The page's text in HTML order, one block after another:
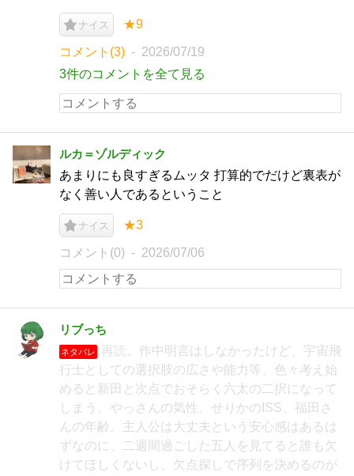
ナイス ★9
コメント(3)
2026/07/19
3件のコメントを全て見る
ルカ＝ゾルディック
あまりにも良すぎるムッタ 打算的でだけど裏表が
なく善い人であるということ
ナイス ★3
コメント(0) 2026/07/06
リブっち
ネタバレ
再読。作中明言はしなかったけど、宇宙飛
行士としての選択肢の広さや能力等、色々考え始
めると新田と次点でおそらく六太の二択になって
しまう。やっさんの気性、せりかのISS、福田さ
んの年齢。主人公は大丈夫という安心感はあるは
ずなのに、二週間過ごした五人を見てると誰も欠
けてほしくないし、欠点探しで序列を決めるのが